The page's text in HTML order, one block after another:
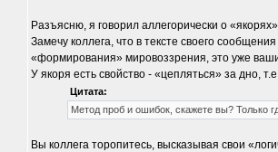
Разъясню, я говорил аллегорически о
Замечу коллега, что в тексте своего
«формирования» мировоззрения, это уже
У якоря есть свойство - «цепляться» за дно,
Цитата:
Метод проб и ошибок, скажете вы? Только
Вы коллега торопитесь, высказывая свои